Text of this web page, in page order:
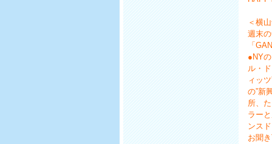
＜横
週末
「
●NY
ル・
ィッ
の”新
所、
ラー
ンス
お聞